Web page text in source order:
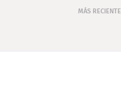
MÁS RECIENTE